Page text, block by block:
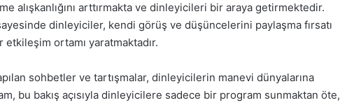
alışkanlığını arttırmakta ve dinleyicileri bir araya getirmektedir.
dinleyiciler, kendi görüş ve düşüncelerini paylaşma fırsatı
ortamı yaratmaktadır.
sohbetler ve tartışmalar, dinleyicilerin manevi dünyalarına
bu bakış açısıyla dinleyicilere sadece bir program sunmaktan öte,